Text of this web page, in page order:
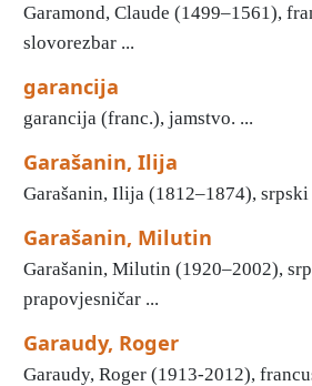
Garamond, Claude (1499–1561),
slovorezbar ...
garancija
garancija (franc.), jamstvo. ...
Garašanin, Ilija
Garašanin, Ilija (1812–1874),
Garašanin, Milutin
Garašanin, Milutin (1920–2002),
prapovjesničar ...
Garaudy, Roger
Garaudy, Roger (1913-2012),